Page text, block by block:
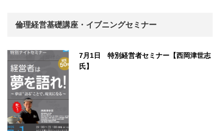
倫理経営基礎講座・イブニングセミナー
7月1日 特別経営者セミナー【西岡津世志
氏】